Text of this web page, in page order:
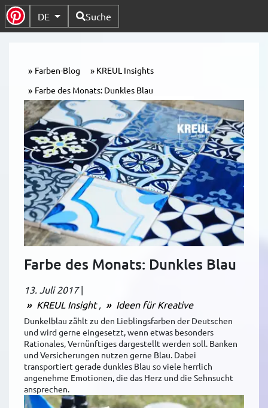
Untermenü Umschalten
DE Verfügbare Sprachen
Suche
Farben-Blog
KREUL Insights
Farbe des Monats: Dunkles Blau
Farbe des Monats: Dunkles Blau
13. Juli 2017|
KREUL Insight
Ideen für Kreative
Dunkelblau zählt zu den Lieblingsfarben der Deutschen
und wird gerne eingesetzt, wenn etwas besonders
Rationales, Vernünftiges dargestellt werden soll. Banken
und Versicherungen nutzen gerne Blau. Dabei
transportiert gerade dunkles Blau so viele herrlich
angenehme Emotionen, die das Herz und die Sehnsucht
ansprechen.